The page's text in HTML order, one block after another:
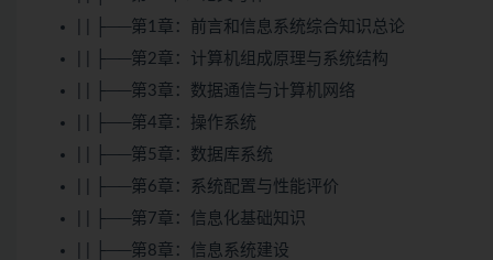
| | ├──第1章：前言和信息系统综合知识总论
| | ├──第2章：计算机组成原理与系统结构
| | ├──第3章：数据通信与计算机网络
| | ├──第4章：操作系统
| | ├──第5章：数据库系统
| | ├──第6章：系统配置与性能评价
| | ├──第7章：信息化基础知识
| | ├──第8章：信息系统建设